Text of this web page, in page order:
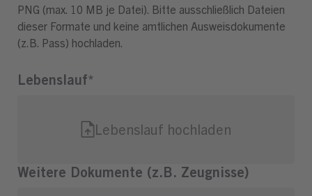
PNG (max. 10 MB je Datei). Bitte ausschließlich Dateien
dieser Formate und keine amtlichen Ausweisdokumente
(z.B. Pass) hochladen.